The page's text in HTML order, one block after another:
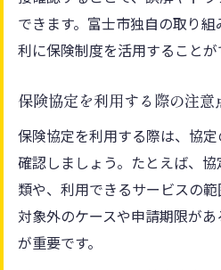
できます。富士市独自の取り
利に保険制度を活用することが
保険協定を利用する際の注意
保険協定を利用する際は、協
確認しましょう。たとえば、
類や、利用できるサービスの範
対象外のケースや申請期限が
が重要です。